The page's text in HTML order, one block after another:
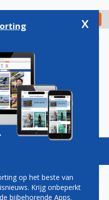
Check in
Vacatures
x
op het beste van
Krijg onbeperkt
bijbehorende Apps.